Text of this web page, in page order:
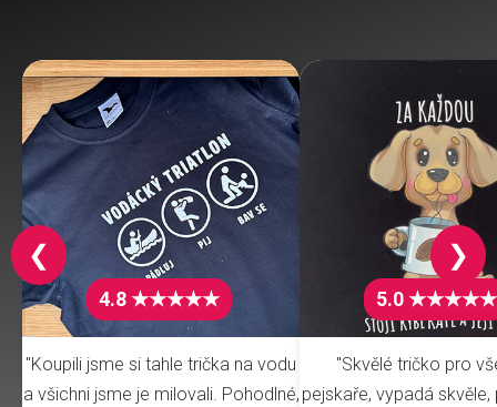
4.8 ★★★★★
"Koupili jsme si tahle trička na vodu
a všichni jsme je milovali. Pohodlné,
5.0 ★★★★★
"Skvělé tričko pro
pejskaře, vypadá
❮ ❯